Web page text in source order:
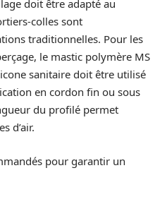
doit être adapté au
colles sont
traditionnelles. Pour les
le mastic polymère MS
sanitaire doit être utilisé
en cordon fin ou sous
du profilé permet
d’air.
pour garantir un